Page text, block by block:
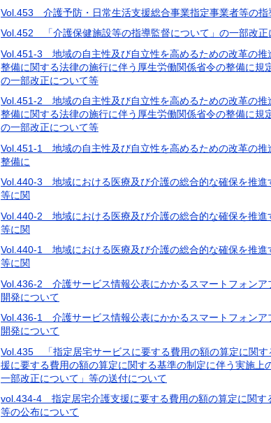
Vol.453 介護予防・日常生活支援総合事業指定事業者等の指
Vol.452 「介護保健施設等の指導監督について」の一部改正
Vol.451-3 地域の自主性及び自立性を高めるための改革の推
整備に関する法律の施行に伴う厚生労働関係省令の整備に規
の一部改正について等
Vol.451-2 地域の自主性及び自立性を高めるための改革の推
整備に関する法律の施行に伴う厚生労働関係省令の整備に規
の一部改正について等
Vol.451-1 地域の自主性及び自立性を高めるための改革の推
整備に
Vol.440-3 地域における医療及び介護の総合的な確保を推進
等に関
Vol.440-2 地域における医療及び介護の総合的な確保を推進
等に関
Vol.440-1 地域における医療及び介護の総合的な確保を推進
等に関
Vol.436-2 介護サービス情報公表にかかるスマートフォンア
開発について
Vol.436-1 介護サービス情報公表にかかるスマートフォンア
開発について
Vol.435 「指定居宅サービスに要する費用の額の算定に関す
援に要する費用の額の算定に関する基準の制定に伴う実施上
一部改正について」等の送付について
vol.434-4 指定居宅介護支援に要する費用の額の算定に関す
等の公布について